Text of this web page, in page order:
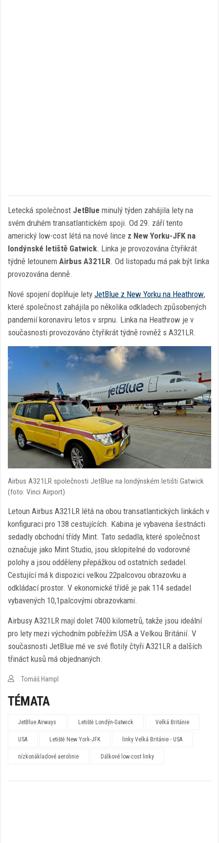
Letecká společnost JetBlue minulý týden zahájila lety na
svém druhém transatlantickém spoji. Od 29. září tento
americký low-cost létá na nové lince z New Yorku-JFK na
londýnské letiště Gatwick. Linka je provozována čtyřikrát
týdně letounem Airbus A321LR. Od listopadu má pak být linka
provozována denně.
Nové spojení doplňuje lety JetBlue z New Yorku na Heathrow,
které společnost zahájila po několika odkladech způsobených
pandemií koronaviru letos v srpnu. Linka na Heathrow je v
současnosti provozováno čtyřikrát týdně rovněž s A321LR.
Airbus A321LR společnosti JetBlue na londýnském letišti Gatwick
(foto: Vinci Airport)
Letoun Airbus A321LR létá na obou transatlantických linkách v
konfiguraci pro 138 cestujících. Kabina je vybavena šestnácti
sedadly obchodní třídy Mint. Tato sedadla, které společnost
označuje jako Mint Studio, jsou sklopitelné do vodorovné
polohy a jsou odděleny přepážkou od ostatních sedadel.
Cestující má k dispozici velkou 22palcovou obrazovku a
odkládací prostor. V ekonomické třídě je pak 114 sedadel
vybavených 10,1palcovými obrazovkami.
Airbusy A321LR mají dolet 7400 kilometrů, takže jsou ideální
pro lety mezi východním pobřežím USA a Velkou Británií. V
současnosti JetBlue mé ve své flotily čtyři A321LR a dalších
třináct kusů má objednaných.
Tomáš Hampl
TÉMATA
JetBlue Airways Letiště Londýn-Gatwick Velká Británie
USA Letiště New York-JFK linky Velká Británie - USA
nízkonákladové aerolinie Dálkové low-cost linky